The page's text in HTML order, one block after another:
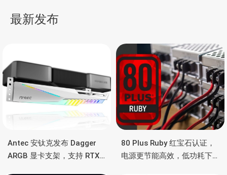
航
最新发布
Antec 安钛克发布 Dagger
ARGB 显卡支架，支持 RTX
80 Plus Ruby 红宝石认证，
电源更节能高效，低功耗下